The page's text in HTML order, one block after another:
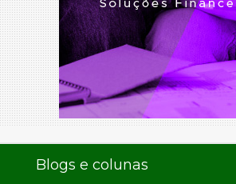
Blogs e colunas